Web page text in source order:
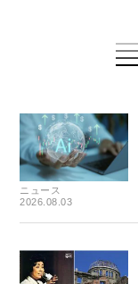
ニュース
2026.08.03